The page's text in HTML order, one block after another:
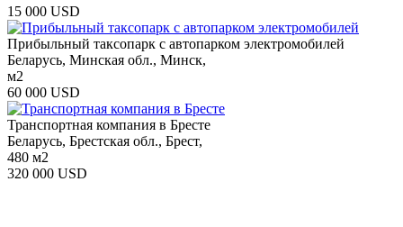
15 000 USD
Прибыльный таксопарк с автопарком электромобилей
Беларусь, Минская обл., Минск,
м2
60 000 USD
Транспортная компания в Бресте
Беларусь, Брестская обл., Брест,
480 м2
320 000 USD